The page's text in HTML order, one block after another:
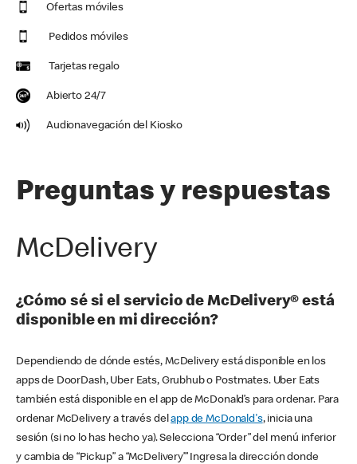
Ofertas móviles
Pedidos móviles
Tarjetas regalo
Abierto 24/7
Audionavegación del Kiosko
Preguntas y respuestas
McDelivery
¿Cómo sé si el servicio de McDelivery® está
disponible en mi dirección?
Dependiendo de dónde estés, McDelivery está disponible en los
apps de DoorDash, Uber Eats, Grubhub o Postmates. Uber Eats
también está disponible en el app de McDonald’s para ordenar. Para
ordenar McDelivery a través delapp de McDonald's, inicia una
sesión (si no lo has hecho ya). Selecciona “Order” del menú inferior
y cambia de “Pickup” a “McDelivery’” Ingresa la dirección donde